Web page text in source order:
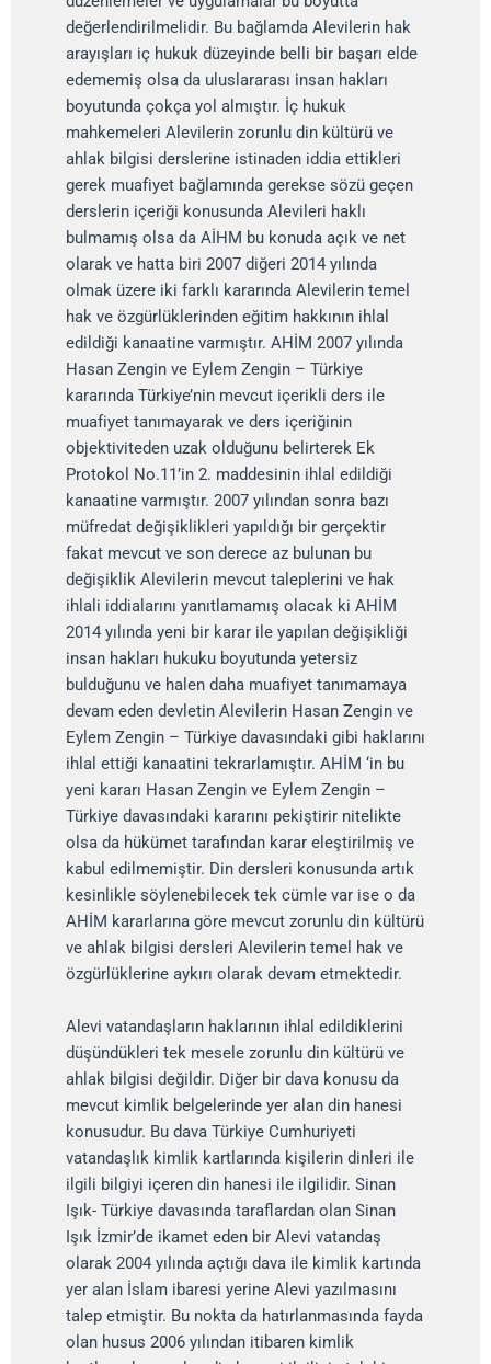
değerlendirilmelidir. Bu bağlamda Alevilerin hak
arayışları iç hukuk düzeyinde belli bir başarı elde
edememiş olsa da uluslararası insan hakları
boyutunda çokça yol almıştır. İç hukuk
mahkemeleri Alevilerin zorunlu din kültürü ve
ahlak bilgisi derslerine istinaden iddia ettikleri
gerek muafiyet bağlamında gerekse sözü geçen
derslerin içeriği konusunda Alevileri haklı
bulmamış olsa da AİHM bu konuda açık ve net
olarak ve hatta biri 2007 diğeri 2014 yılında
olmak üzere iki farklı kararında Alevilerin temel
hak ve özgürlüklerinden eğitim hakkının ihlal
edildiği kanaatine varmıştır. AHİM 2007 yılında
Hasan Zengin ve Eylem Zengin – Türkiye
kararında Türkiye’nin mevcut içerikli ders ile
muafiyet tanımayarak ve ders içeriğinin
objektiviteden uzak olduğunu belirterek Ek
Protokol No.11’in 2. maddesinin ihlal edildiği
kanaatine varmıştır. 2007 yılından sonra bazı
müfredat değişiklikleri yapıldığı bir gerçektir
fakat mevcut ve son derece az bulunan bu
değişiklik Alevilerin mevcut taleplerini ve hak
ihlali iddialarını yanıtlamamış olacak ki AHİM
2014 yılında yeni bir karar ile yapılan değişikliği
insan hakları hukuku boyutunda yetersiz
bulduğunu ve halen daha muafiyet tanımamaya
devam eden devletin Alevilerin Hasan Zengin ve
Eylem Zengin – Türkiye davasındaki gibi haklarını
ihlal ettiği kanaatini tekrarlamıştır. AHİM ‘in bu
yeni kararı Hasan Zengin ve Eylem Zengin –
Türkiye davasındaki kararını pekiştirir nitelikte
olsa da hükümet tarafından karar eleştirilmiş ve
kabul edilmemiştir. Din dersleri konusunda artık
kesinlikle söylenebilecek tek cümle var ise o da
AHİM kararlarına göre mevcut zorunlu din kültürü
ve ahlak bilgisi dersleri Alevilerin temel hak ve
özgürlüklerine aykırı olarak devam etmektedir.
Alevi vatandaşların haklarının ihlal edildiklerini
düşündükleri tek mesele zorunlu din kültürü ve
ahlak bilgisi değildir. Diğer bir dava konusu da
mevcut kimlik belgelerinde yer alan din hanesi
konusudur. Bu dava Türkiye Cumhuriyeti
vatandaşlık kimlik kartlarında kişilerin dinleri ile
ilgili bilgiyi içeren din hanesi ile ilgilidir. Sinan
Işık- Türkiye davasında taraflardan olan Sinan
Işık İzmir’de ikamet eden bir Alevi vatandaş
olarak 2004 yılında açtığı dava ile kimlik kartında
yer alan İslam ibaresi yerine Alevi yazılmasını
talep etmiştir. Bu nokta da hatırlanmasında fayda
olan husus 2006 yılından itibaren kimlik